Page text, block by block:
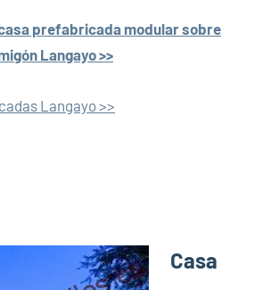
prefabricada modular sobre
Langayo >>
Langayo >>
Casa